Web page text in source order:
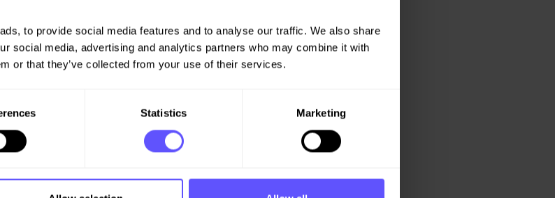
to provide social media features and to analyse our traffic. We also share
social media, advertising and analytics partners who may combine it with
or that they’ve collected from your use of their services.
Statistics Marketing
och därmed får
transporter
både varor